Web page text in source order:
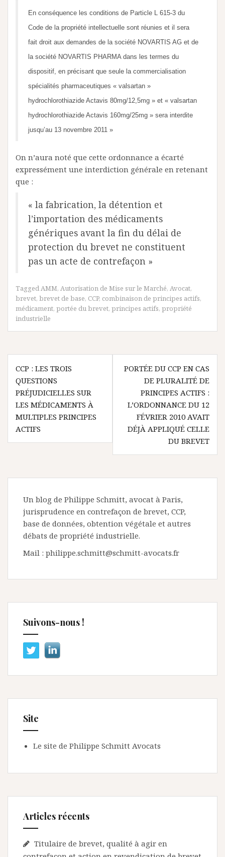
En conséquence les conditions de Particle L 615-3 du
Code de la propriété intellectuelle sont réunies et il sera
fait droit aux demandes de la société NOVARTIS AG et de
la société NOVARTIS PHARMA dans les termes du
dispositif, en précisant que seule la commercialisation
spécialités pharmaceutiques « valsartan »
hydrochlorothiazide Actavis 80mg/12,5mg » et « valsartan
hydrochlorothiazide Actavis 160mg/25mg » sera interdite
jusqu’au 13 novembre 2011 »
On n’aura noté que cette ordonnance a écarté
expressément une interdiction générale en retenant
que :
« la fabrication, la détention et
l’importation des médicaments
génériques avant la fin du délai de
protection du brevet ne constituent
pas un acte de contrefaçon »
TaggedAMM, Autorisation de Mise sur le Marché, Avocat,
brevet, brevet de base, CCP, combinaison de principes actifs,
médicament, portée du brevet, principes actifs, propriété
industrielle
Navigation
de
l’article
CCP : LES TROIS
QUESTIONS
PRÉJUDICIELLES SUR
LES MÉDICAMENTS À
MULTIPLES PRINCIPES
ACTIFS
PORTÉE DU CCP EN CAS
DE PLURALITÉ DE
PRINCIPES ACTIFS :
L’ORDONNANCE DU 12
FÉVRIER 2010 AVAIT
DÉJÀ APPLIQUÉ CELLE
DU BREVET
Un blog de Philippe Schmitt, avocat à Paris,
jurisprudence en contrefaçon de brevet, CCP,
base de données, obtention végétale et autres
débats de propriété industrielle.
Mail : philippe.schmitt@schmitt-avocats.fr
Suivons-nous !
Site
Le site de Philippe Schmitt Avocats
Articles récents
Titulaire de brevet, qualité à agir en